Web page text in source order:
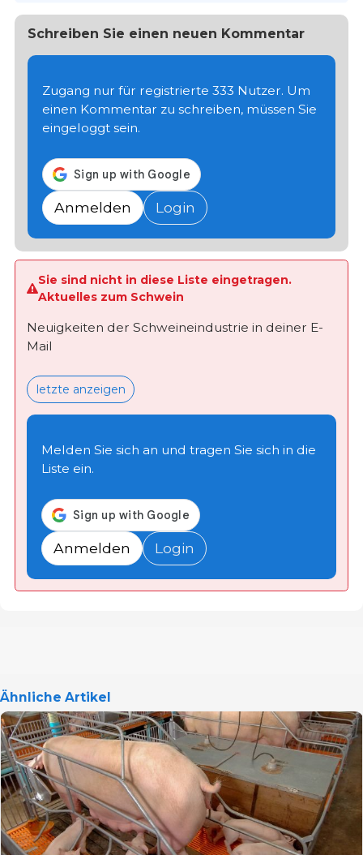
Schreiben Sie einen neuen Kommentar
Zugang nur für registrierte 333 Nutzer. Um
einen Kommentar zu schreiben, müssen Sie
eingeloggt sein.
Anmelden Login
Sie sind nicht in diese Liste eingetragen.
Aktuelles zum Schwein
Neuigkeiten der Schweineindustrie in deiner E-
Mail
letzte anzeigen
Melden Sie sich an und tragen Sie sich in die
Liste ein.
Anmelden Login
Ähnliche Artikel